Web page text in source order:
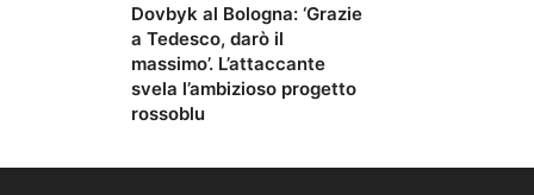
Dovbyk al Bologna: ‘Grazie
a Tedesco, darò il
massimo’. L’attaccante
svela l’ambizioso progetto
rossoblu